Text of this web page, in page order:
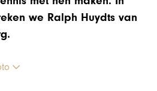
we Ralph Huydts van